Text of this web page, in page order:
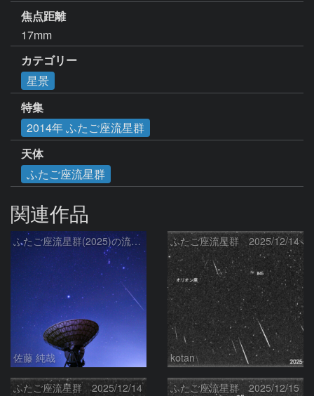
焦点距離
17mm
カテゴリー
星景
特集
2014年 ふたご座流星群
天体
ふたご座流星群
関連作品
ふたご座流星群(2025)の流星と冬の星座、さくら宇宙公園のパラボラアンテナ
佐藤 純哉
ふたご座流星群 2025/12/14
kotan
ふたご座流星群 2025/12/14 ふたご座流星群 2025/12/15